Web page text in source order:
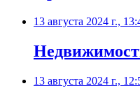
13 августа 2024 г.,
13 августа 2024 г.,